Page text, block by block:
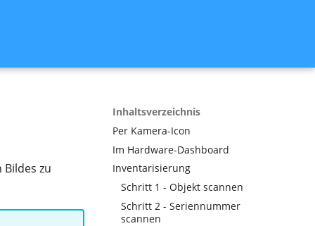
Inhaltsverzeichnis
Per Kamera-Icon
Im Hardware-Dashboard
Inventarisierung
Schritt 1 - Objekt scannen
Schritt 2 - Seriennummer
scannen
zu